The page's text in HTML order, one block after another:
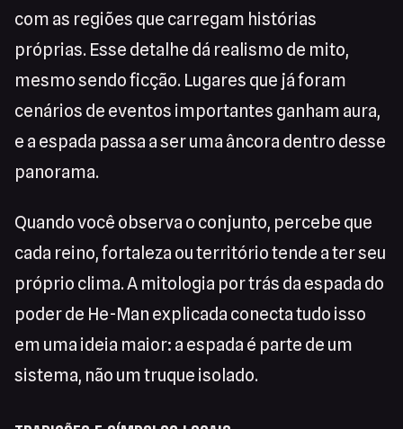
com as regiões que carregam histórias
próprias. Esse detalhe dá realismo de mito,
mesmo sendo ficção. Lugares que já foram
cenários de eventos importantes ganham aura,
e a espada passa a ser uma âncora dentro desse
panorama.
Quando você observa o conjunto, percebe que
cada reino, fortaleza ou território tende a ter seu
próprio clima. A mitologia por trás da espada do
poder de He-Man explicada conecta tudo isso
em uma ideia maior: a espada é parte de um
sistema, não um truque isolado.